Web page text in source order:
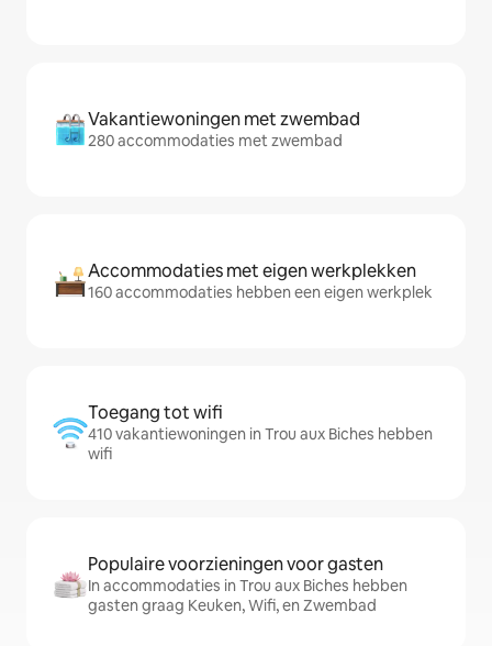
Vakantiewoningen met zwembad
280 accommodaties met zwembad
Accommodaties met eigen werkplekken
160 accommodaties hebben een eigen werkplek
Toegang tot wifi
410 vakantiewoningen in Trou aux Biches hebben
wifi
Populaire voorzieningen voor gasten
In accommodaties in Trou aux Biches hebben
gasten graag Keuken, Wifi, en Zwembad